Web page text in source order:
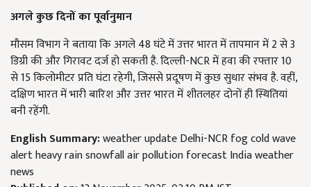
अगले कुछ दिनों का पूर्वानुमान
मौसम विभाग ने बताया कि अगले 48 घंटे में उत्तर भारत में तापमान में 2 से 3
डिग्री की और गिरावट दर्ज हो सकती है. दिल्ली-NCR में हवा की रफ्तार 10
से 15 किलोमीटर प्रति घंटा रहेगी, जिससे प्रदूषण में कुछ सुधार संभव है. वहीं,
दक्षिण भारत में भारी बारिश और उत्तर भारत में शीतलहर दोनों ही स्थितियां
बनी रहेंगी.
English Summary:weather update Delhi-NCR fog cold wave
alert heavy rain snowfall air pollution forecast India weather
news